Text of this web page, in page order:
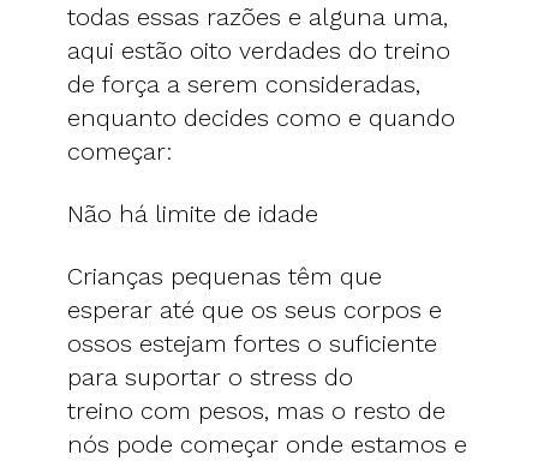
todas essas razões e alguna uma,
aqui estão oito verdades do treino
de força a serem consideradas,
enquanto decides como e quando
começar:
Não há limite de idade
Crianças pequenas têm que
esperar até que os seus corpos e
ossos estejam fortes o suficiente
para suportar o stress do
treino com pesos, mas o resto de
nós pode começar onde estamos e